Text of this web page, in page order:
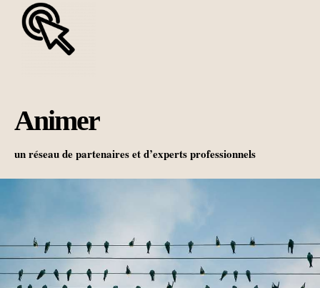
Animer
un réseau de partenaires et d’experts professionnels